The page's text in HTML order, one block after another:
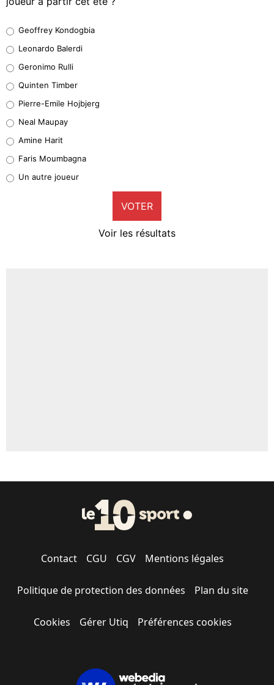
38%
32%
5%
1%
9%
Geoffrey Kondogbia
Leonardo Balerdi
Geronimo Rulli
Quinten Timber
Pierre-Emile Hojbjerg
Neal Maupay
Amine Harit
Faris Moumbagna
Un autre joueur
VOTER
Voir les résultats
Contact CGU CGV Mentions légales
Politique de protection des données Plan du site
Cookies Gérer Utiq Préférences cookies